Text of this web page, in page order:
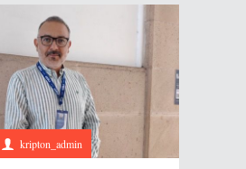
kripton_admin